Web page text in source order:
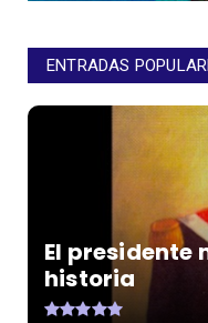
ENTRADAS
El presidente
historia